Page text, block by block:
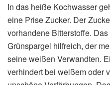
In das heiße Kochwasser
eine Prise Zucker. Der
vorhandene Bitterstoffe.
Grünspargel hilfreich, der
seine weißen Verwandten.
verhindert bei weißem oder